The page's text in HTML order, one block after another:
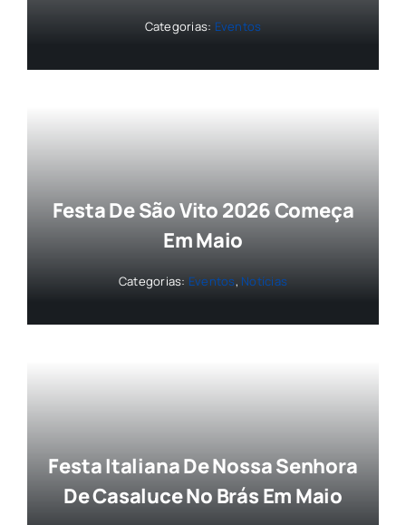
Categorias: Eventos
Festa De São Vito 2026 Começa
Em Maio
Categorias: Eventos, Notícias
Festa Italiana De Nossa Senhora
De Casaluce No Brás Em Maio